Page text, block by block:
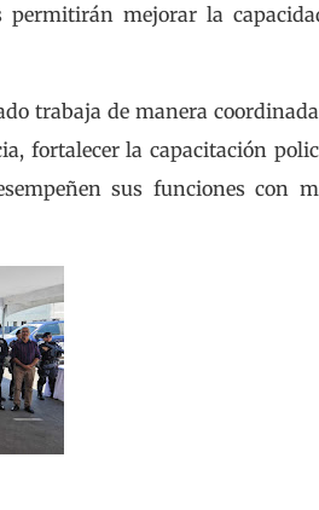
permitirán mejorar la
trabaja de manera
fortalecer la capacitación
sus funciones con